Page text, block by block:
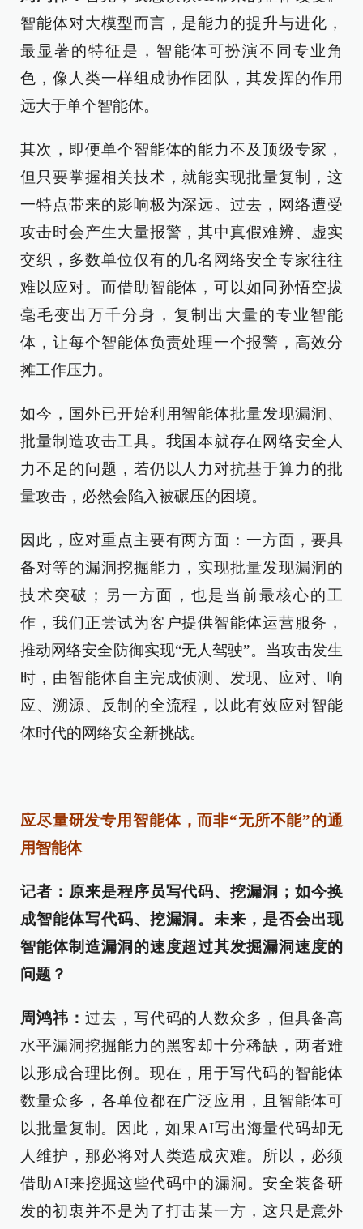
智能体对大模型而言，是能力的提升与进化，
最显著的特征是，智能体可扮演不同专业角
色，像人类一样组成协作团队，其发挥的作用
远大于单个智能体。
其次，即便单个智能体的能力不及顶级专家，
但只要掌握相关技术，就能实现批量复制，这
一特点带来的影响极为深远。过去，网络遭受
攻击时会产生大量报警，其中真假难辨、虚实
交织，多数单位仅有的几名网络安全专家往往
难以应对。而借助智能体，可以如同孙悟空拔
毫毛变出万千分身，复制出大量的专业智能
体，让每个智能体负责处理一个报警，高效分
摊工作压力。
如今，国外已开始利用智能体批量发现漏洞、
批量制造攻击工具。我国本就存在网络安全人
力不足的问题，若仍以人力对抗基于算力的批
量攻击，必然会陷入被碾压的困境。
因此，应对重点主要有两方面：一方面，要具
备对等的漏洞挖掘能力，实现批量发现漏洞的
技术突破；另一方面，也是当前最核心的工
作，我们正尝试为客户提供智能体运营服务，
推动网络安全防御实现“无人驾驶”。当攻击发生
时，由智能体自主完成侦测、发现、应对、响
应、溯源、反制的全流程，以此有效应对智能
体时代的网络安全新挑战。
应尽量研发专用智能体，而非“无所不能”的通
用智能体
记者：原来是程序员写代码、挖漏洞；如今换
成智能体写代码、挖漏洞。未来，是否会出现
智能体制造漏洞的速度超过其发掘漏洞速度的
问题？
周鸿祎： 过去，写代码的人数众多，但具备高
水平漏洞挖掘能力的黑客却十分稀缺，两者难
以形成合理比例。现在，用于写代码的智能体
数量众多，各单位都在广泛应用，且智能体可
以批量复制。因此，如果AI写出海量代码却无
人维护，那必将对人类造成灾难。所以，必须
借助AI来挖掘这些代码中的漏洞。安全装备研
发的初衷并不是为了打击某一方，这只是意外